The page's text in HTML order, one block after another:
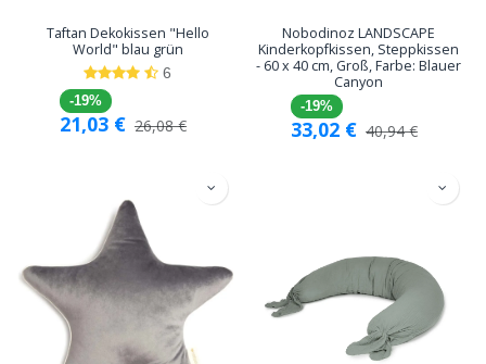
Taftan Dekokissen "Hello
World" blau grün
6
-19%
21,03 € 26,08€
Nobodinoz LANDSCAPE
Kinderkopfkissen, Steppkissen
- 60 x 40 cm, Groß, Farbe: Blauer
Canyon
-19%
33,02 € 40,94€